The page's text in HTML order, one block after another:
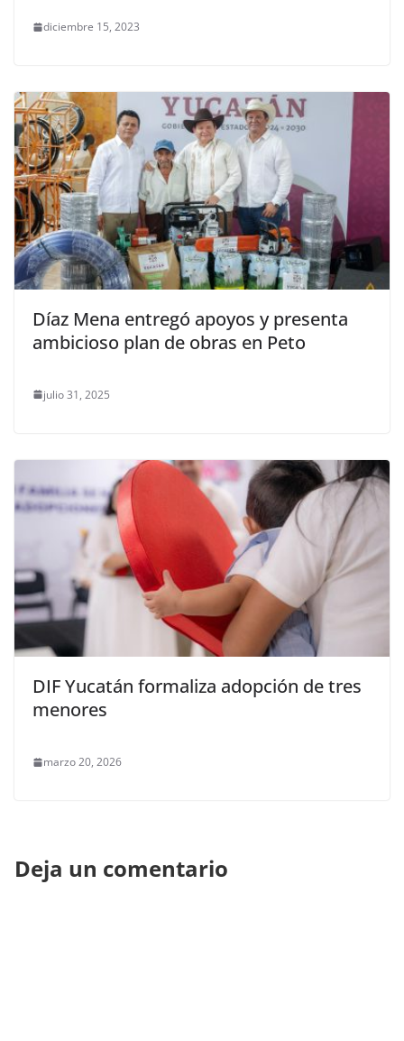
diciembre 15, 2023
Díaz Mena entregó apoyos y presenta
ambicioso plan de obras en Peto
julio 31, 2025
DIF Yucatán formaliza adopción de tres
menores
marzo 20, 2026
Deja un comentario